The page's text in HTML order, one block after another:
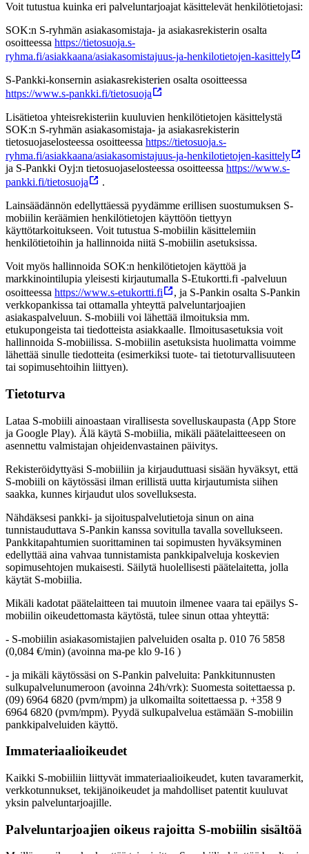
Voit tutustua kuinka eri palveluntarjoajat käsittelevät henkilötietojasi:
SOK:n S-ryhmän asiakasomistaja- ja asiakasrekisterin osalta
osoitteessa https://tietosuoja.s-
ryhma.fi/asiakkaana/asiakasomistajuus-ja-henkilotietojen-kasittely
S-Pankki-konsernin asiakasrekisterien osalta osoitteessa
https://www.s-pankki.fi/tietosuoja
Lisätietoa yhteisrekisteriin kuuluvien henkilötietojen käsittelystä
SOK:n S-ryhmän asiakasomistaja- ja asiakasrekisterin
tietosuojaselosteessa osoitteessa https://tietosuoja.s-
ryhma.fi/asiakkaana/asiakasomistajuus-ja-henkilotietojen-kasittely
ja S-Pankki Oyj:n tietosuojaselosteessa osoitteessa https://www.s-
pankki.fi/tietosuoja
.
Lainsäädännön edellyttäessä pyydämme erillisen suostumuksen S-
mobiilin keräämien henkilötietojen käyttöön tiettyyn
käyttötarkoitukseen. Voit tutustua S-mobiilin käsittelemiin
henkilötietoihin ja hallinnoida niitä S-mobiilin asetuksissa.
Voit myös hallinnoida SOK:n henkilötietojen käyttöä ja
markkinointilupia yleisesti kirjautumalla S-Etukortti.fi -palveluun
osoitteessa https://www.s-etukortti.fi
, ja S-Pankin osalta S-Pankin
verkkopankissa tai ottamalla yhteyttä palveluntarjoajien
asiakaspalveluun. S-mobiili voi lähettää ilmoituksia mm.
etukupongeista tai tiedotteista asiakkaalle. Ilmoitusasetuksia voit
hallinnoida S-mobiilissa. S-mobiilin asetuksista huolimatta voimme
lähettää sinulle tiedotteita (esimerkiksi tuote- tai tietoturvallisuuteen
tai sopimusehtoihin liittyen).
Tietoturva
Lataa S-mobiili ainoastaan virallisesta sovelluskaupasta (App Store
ja Google Play). Älä käytä S-mobiilia, mikäli päätelaitteeseen on
asennettu valmistajan ohjeidenvastainen päivitys.
Rekisteröidyttyäsi S-mobiiliin ja kirjauduttuasi sisään hyväksyt, että
S-mobiili on käytössäsi ilman erillistä uutta kirjautumista siihen
saakka, kunnes kirjaudut ulos sovelluksesta.
Nähdäksesi pankki- ja sijoituspalvelutietoja sinun on aina
tunnistauduttava S-Pankin kanssa sovitulla tavalla sovellukseen.
Pankkitapahtumien suorittaminen tai sopimusten hyväksyminen
edellyttää aina vahvaa tunnistamista pankkipalveluja koskevien
sopimusehtojen mukaisesti. Säilytä huolellisesti päätelaitetta, jolla
käytät S-mobiilia.
Mikäli kadotat päätelaitteen tai muutoin ilmenee vaara tai epäilys S-
mobiilin oikeudettomasta käytöstä, tulee sinun ottaa yhteyttä:
- S-mobiilin asiakasomistajien palveluiden osalta p. 010 76 5858
(0,084 €/min) (avoinna ma-pe klo 9-16 )
- ja mikäli käytössäsi on S-Pankin palveluita: Pankkitunnusten
sulkupalvelunumeroon (avoinna 24h/vrk): Suomesta soitettaessa p.
(09) 6964 6820 (pvm/mpm) ja ulkomailta soitettaessa p. +358 9
6964 6820 (pvm/mpm). Pyydä sulkupalvelua estämään S-mobiilin
pankkipalveluiden käyttö.
Immateriaalioikeudet
Kaikki S-mobiiliin liittyvät immateriaalioikeudet, kuten tavaramerkit,
verkkotunnukset, tekijänoikeudet ja mahdolliset patentit kuuluvat
yksin palveluntarjoajille.
Palveluntarjoajien oikeus rajoitta S-mobiilin sisältöä